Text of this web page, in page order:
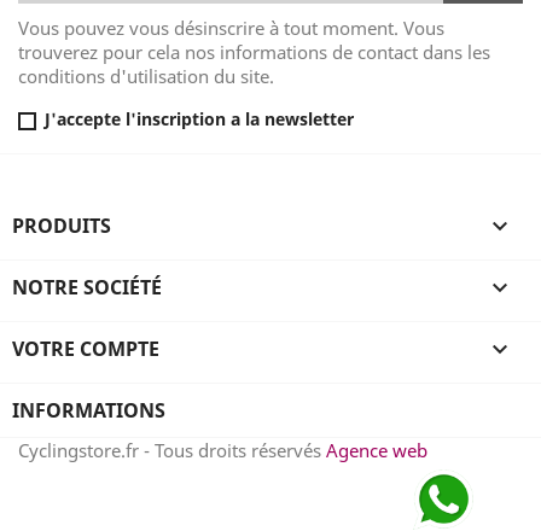
Vous pouvez vous désinscrire à tout moment. Vous
trouverez pour cela nos informations de contact dans les
conditions d'utilisation du site.
J'accepte l'inscription a la newsletter
PRODUITS 
NOTRE SOCIÉTÉ 
VOTRE COMPTE 
INFORMATIONS
Cyclingstore.fr - Tous droits réservés Agence web